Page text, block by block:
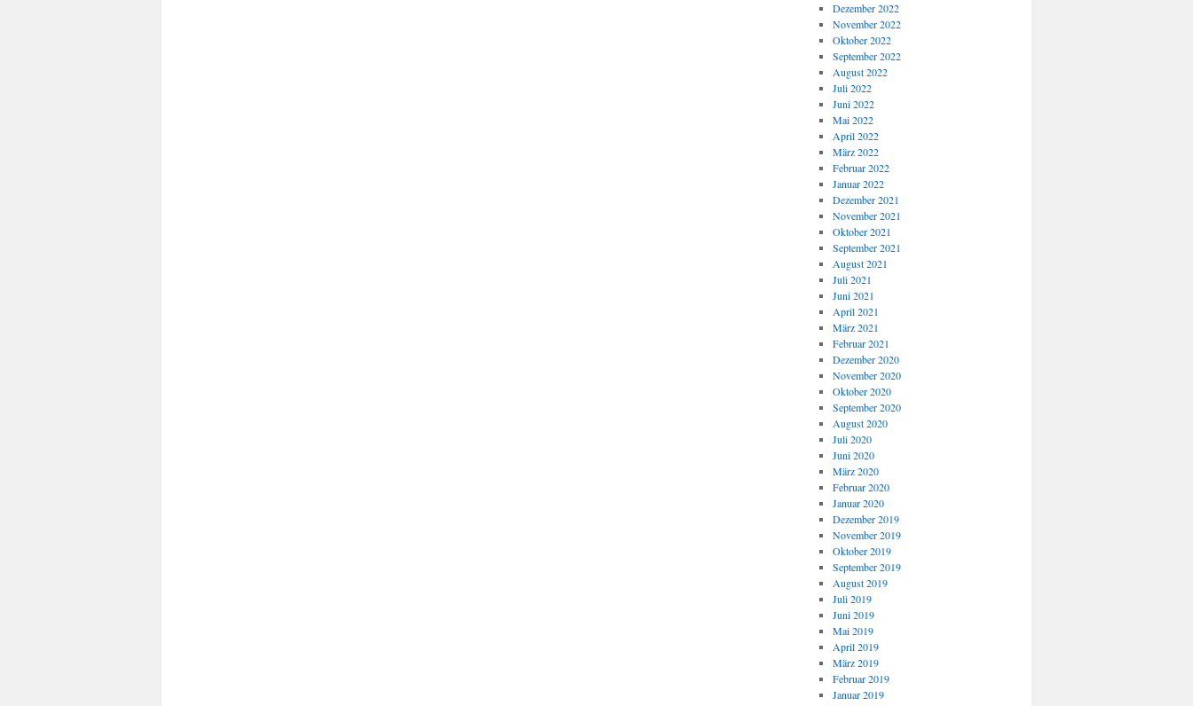
Dezember 2022
November 2022
Oktober 2022
September 2022
August 2022
Juli 2022
Juni 2022
Mai 2022
April 2022
März 2022
Februar 2022
Januar 2022
Dezember 2021
November 2021
Oktober 2021
September 2021
August 2021
Juli 2021
Juni 2021
April 2021
März 2021
Februar 2021
Dezember 2020
November 2020
Oktober 2020
September 2020
August 2020
Juli 2020
Juni 2020
März 2020
Februar 2020
Januar 2020
Dezember 2019
November 2019
Oktober 2019
September 2019
August 2019
Juli 2019
Juni 2019
Mai 2019
April 2019
März 2019
Februar 2019
Januar 2019